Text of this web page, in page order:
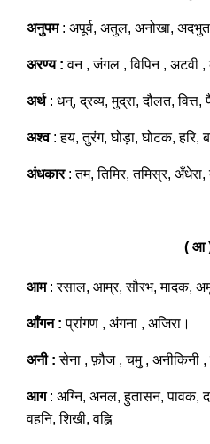
अनुपम: अपूर्व, अतुल, अनोखा,
अरण्य : वन , जंगल , विपिन , अटवी ,
अर्थ: धन्, द्रव्य, मुद्रा, दौलत, वित्त,
अश्व: हय, तुरंग, घोड़ा, घोटक, हरि,
अंधकार: तम, तिमिर, तमिस्र, अँधेरा,
( आ
आम: रसाल, आम्र, सौरभ, मादक,
आँगन : प्रांगण , अंगना , अजिरा।
अनी : सेना , फ़ौज , चमु , अनीकिनी
आग: अग्नि, अनल, हुतासन, पावक,
वहनि, शिखी, वह्नि